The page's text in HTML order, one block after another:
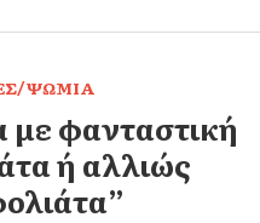
ΨΩΜΙΑ
με φανταστική
ή αλλιώς